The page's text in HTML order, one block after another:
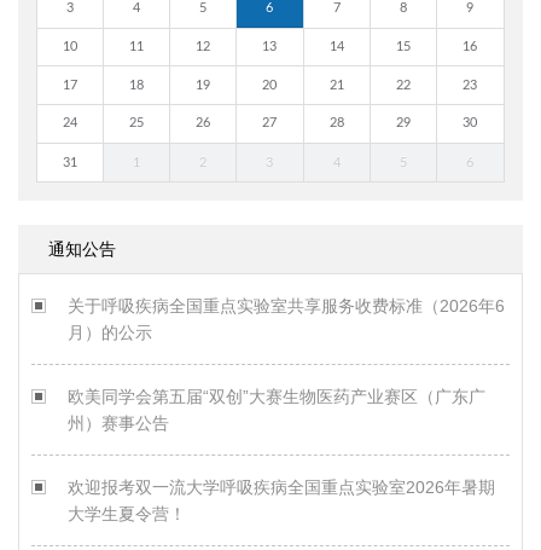
3 4 5 6 7 8 9
10 11 12 13 14 15 16
17 18 19 20 21 22 23
24 25 26 27 28 29 30
31 1 2 3 4 5 6
通知公告
关于呼吸疾病全国重点实验室共享服务收费标准（2026年6
月）的公示
欧美同学会第五届“双创”大赛生物医药产业赛区（广东广
州）赛事公告
欢迎报考双一流大学呼吸疾病全国重点实验室2026年暑期
大学生夏令营！